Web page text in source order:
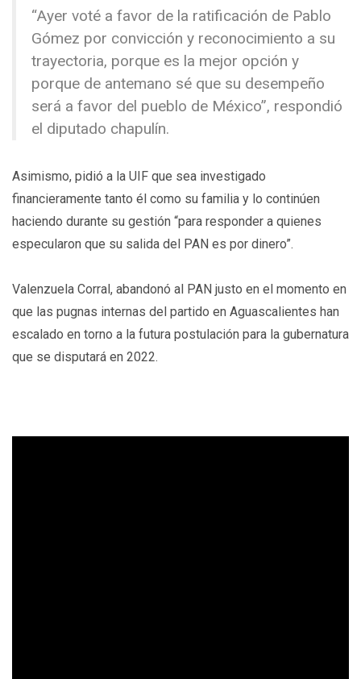
“Ayer voté a favor de la ratificación de Pablo
Gómez por convicción y reconocimiento a su
trayectoria, porque es la mejor opción y
porque de antemano sé que su desempeño
será a favor del pueblo de México”, respondió
el diputado chapulín.
Asimismo, pidió a la UIF que sea investigado
financieramente tanto él como su familia y lo continúen
haciendo durante su gestión “para responder a quienes
especularon que su salida del PAN es por dinero”.
Valenzuela Corral, abandonó al PAN justo en el momento en
que las pugnas internas del partido en Aguascalientes han
escalado en torno a la futura postulación para la gubernatura
que se disputará en 2022.